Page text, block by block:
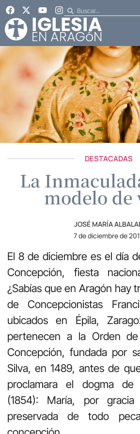
DESTACADAS
La
modelo de
JOSÉ MARÍA
7 de diciembre de
El 8 de diciembre es el día
Concepción, fiesta
¿Sabías que en Aragón hay
de Concepcionistas
ubicados en Épila,
pertenecen a la Orden
Concepción, fundada por
Silva, en 1489, antes de
proclamara el dogma de
(1854): María, por
preservada de todo